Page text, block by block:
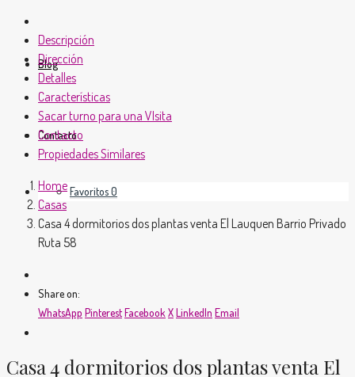
Blog
Contacto
Favoritos0
Descripción
Dirección
Detalles
Características
Sacar turno para una VIsita
Contacto
Propiedades Similares
Home
Casas
Casa 4 dormitorios dos plantas venta El Lauquen Barrio Privado
Ruta 58
Share on:
WhatsApp PinterestFacebook XLinkedIn Email
Casa 4 dormitorios dos plantas venta El